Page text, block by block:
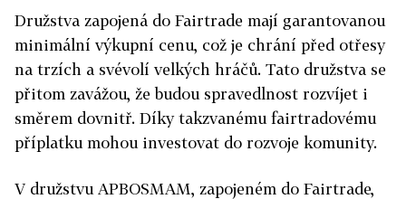
Družstva zapojená do Fairtrade mají garantovanou
minimální výkupní cenu, což je chrání před otřesy
na trzích a svévolí velkých hráčů. Tato družstva se
přitom zavážou, že budou spravedlnost rozvíjet i
směrem dovnitř. Díky takzvanému fairtradovému
příplatku mohou investovat do rozvoje komunity.
V družstvu APBOSMAM, zapojeném do Fairtrade,